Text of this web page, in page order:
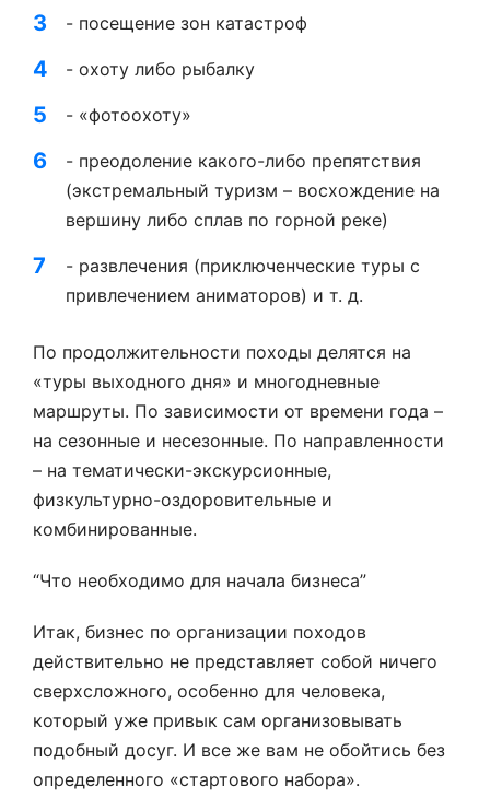
- посещение зон катастроф
- охоту либо рыбалку
- «фотоохоту»
- преодоление какого-либо препятствия
(экстремальный туризм – восхождение на
вершину либо сплав по горной реке)
- развлечения (приключенческие туры с
привлечением аниматоров) и т. д.
По продолжительности походы делятся на
«туры выходного дня» и многодневные
маршруты. По зависимости от времени года –
на сезонные и несезонные. По направленности
– на тематически-экскурсионные,
физкультурно-оздоровительные и
комбинированные.
“Что необходимо для начала бизнеса”
Итак, бизнес по организации походов
действительно не представляет собой ничего
сверхсложного, особенно для человека,
который уже привык сам организовывать
подобный досуг. И все же вам не обойтись без
определенного «стартового набора».